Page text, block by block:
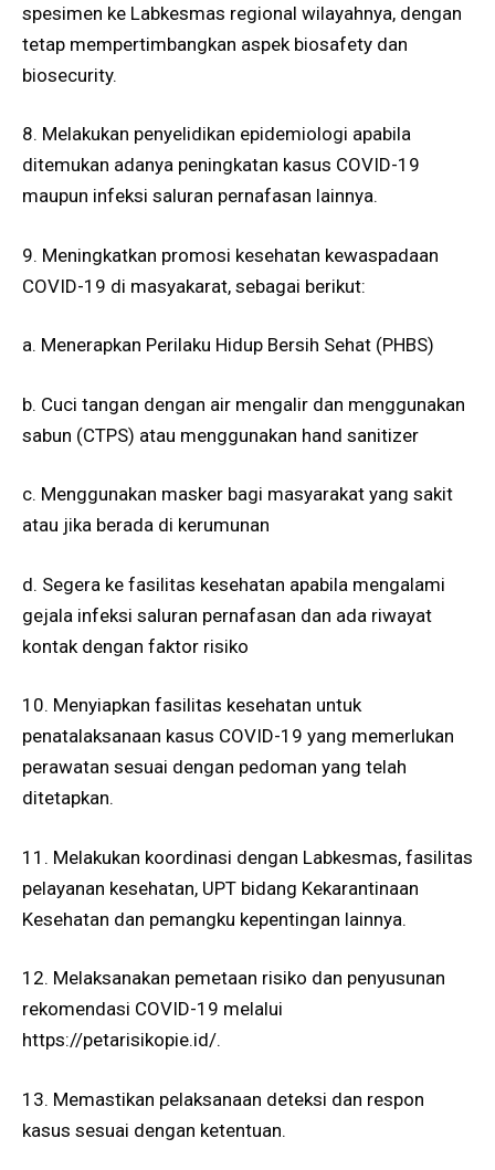
spesimen ke Labkesmas regional wilayahnya, dengan
tetap mempertimbangkan aspek biosafety dan
biosecurity.
8. Melakukan penyelidikan epidemiologi apabila
ditemukan adanya peningkatan kasus COVID-19
maupun infeksi saluran pernafasan lainnya.
9. Meningkatkan promosi kesehatan kewaspadaan
COVID-19 di masyakarat, sebagai berikut:
a. Menerapkan Perilaku Hidup Bersih Sehat (PHBS)
b. Cuci tangan dengan air mengalir dan menggunakan
sabun (CTPS) atau menggunakan hand sanitizer
c. Menggunakan masker bagi masyarakat yang sakit
atau jika berada di kerumunan
d. Segera ke fasilitas kesehatan apabila mengalami
gejala infeksi saluran pernafasan dan ada riwayat
kontak dengan faktor risiko
10. Menyiapkan fasilitas kesehatan untuk
penatalaksanaan kasus COVID-19 yang memerlukan
perawatan sesuai dengan pedoman yang telah
ditetapkan.
11. Melakukan koordinasi dengan Labkesmas, fasilitas
pelayanan kesehatan, UPT bidang Kekarantinaan
Kesehatan dan pemangku kepentingan lainnya.
12. Melaksanakan pemetaan risiko dan penyusunan
rekomendasi COVID-19 melalui
https://petarisikopie.id/.
13. Memastikan pelaksanaan deteksi dan respon
kasus sesuai dengan ketentuan.